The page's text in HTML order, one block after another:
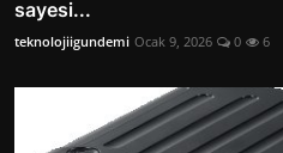
sayesi...
teknolojiigundemi Ocak 9, 2026 0 6